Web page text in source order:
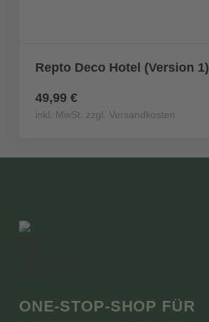
Repto Deco Hotel (Version 1)
49,99 €
inkl. MwSt. zzgl. Versandkosten
ONE-STOP-SHOP FÜR